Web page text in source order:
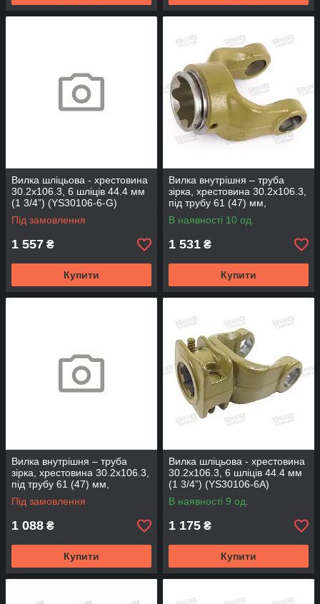
Вилка шліцьова - хрестовина
30.2х106.3, 6 шліців 44.4 мм
(1 3/4”) (YS30106-6-G)
Під замовлення
1 557 ₴
Купити
Вилка внутрішня – труба
зірка, хрестовина 30.2х106.3,
під трубу 61 (47) мм,
(YS30106-614)
В наявності 10 од.
1 531 ₴
Купити
Вилка внутрішня – труба
зірка, хрестовина 30.2х106.3,
під трубу 61 (47) мм,
(YS30106-614-1)
Під замовлення
1 088 ₴
Купити
Вилка шліцьова - хрестовина
30.2х106.3, 6 шліців 44.4 мм
(1 3/4”) (YS30106-6A)
В наявності 9 од.
1 175 ₴
Купити